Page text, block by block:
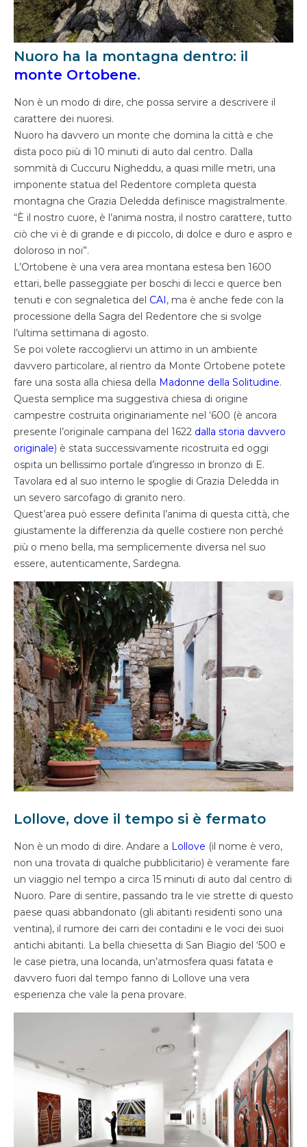
Nuoro ha la montagna dentro: il
monte Ortobene.
Non è un modo di dire, che possa servire a descrivere il
carattere dei nuoresi.
Nuoro ha davvero un monte che domina la città e che
dista poco più di 10 minuti di auto dal centro. Dalla
sommità di Cuccuru Nigheddu, a quasi mille metri, una
imponente statua del Redentore completa questa
montagna che Grazia Deledda definisce magistralmente.
“È il nostro cuore, è l’anima nostra, il nostro carattere, tutto
ciò che vi è di grande e di piccolo, di dolce e duro e aspro e
doloroso in noi”.
L’Ortobene è una vera area montana estesa ben 1600
ettari, belle passeggiate per boschi di lecci e querce ben
tenuti e con segnaletica del CAI, ma è anche fede con la
processione della Sagra del Redentore che si svolge
l’ultima settimana di agosto.
Se poi volete raccogliervi un attimo in un ambiente
davvero particolare, al rientro da Monte Ortobene potete
fare una sosta alla chiesa della Madonne della Solitudine.
Questa semplice ma suggestiva chiesa di origine
campestre costruita originariamente nel ‘600 (è ancora
presente l’originale campana del 1622 dalla storia davvero
originale) è stata successivamente ricostruita ed oggi
ospita un bellissimo portale d’ingresso in bronzo di E.
Tavolara ed al suo interno le spoglie di Grazia Deledda in
un severo sarcofago di granito nero.
Quest’area può essere definita l’anima di questa città, che
giustamente la differenzia da quelle costiere non perché
più o meno bella, ma semplicemente diversa nel suo
essere, autenticamente, Sardegna.
Lollove, dove il tempo si è fermato
Non è un modo di dire. Andare a Lollove (il nome è vero,
non una trovata di qualche pubblicitario) è veramente fare
un viaggio nel tempo a circa 15 minuti di auto dal centro di
Nuoro. Pare di sentire, passando tra le vie strette di questo
paese quasi abbandonato (gli abitanti residenti sono una
ventina), il rumore dei carri dei contadini e le voci dei suoi
antichi abitanti. La bella chiesetta di San Biagio del ‘500 e
le case pietra, una locanda, un’atmosfera quasi fatata e
davvero fuori dal tempo fanno di Lollove una vera
esperienza che vale la pena provare.